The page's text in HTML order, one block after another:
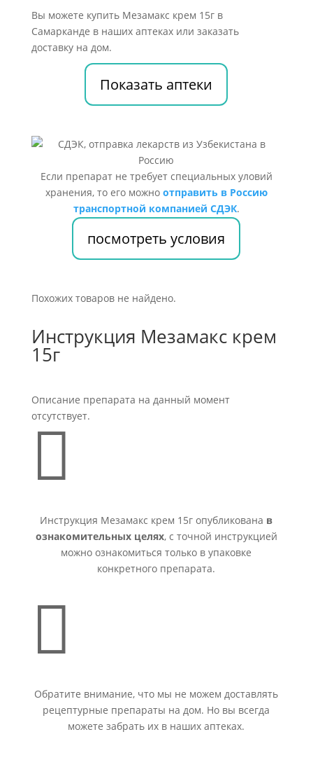
Вы можете купить Мезамакс крем 15г в
Самарканде в наших аптеках или заказать
доставку на дом.
Показать аптеки
Если препарат не требует специальных уловий
хранения, то его можно отправить в Россию
транспортной компанией СДЭК.
посмотреть условия
Похожих товаров не найдено.
Инструкция Мезамакс крем
15г
Описание препарата на данный момент
отсутствует.

Инструкция Мезамакс крем 15г опубликована в
ознакомительных целях, с точной инструкцией
можно ознакомиться только в упаковке
конкретного препарата.

Обратите внимание, что мы не можем доставлять
рецептурные препараты на дом. Но вы всегда
можете забрать их в наших аптеках.